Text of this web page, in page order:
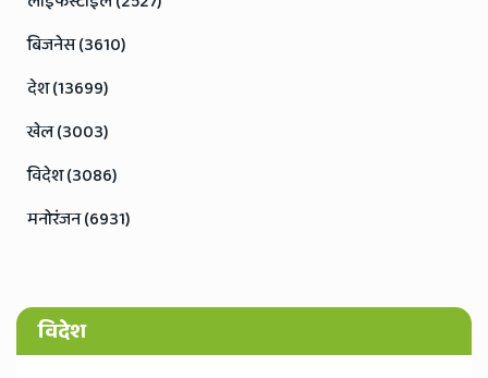
बिजनेस (3610)
देश (13699)
खेल (3003)
विदेश (3086)
मनोरंजन (6931)
विदेश